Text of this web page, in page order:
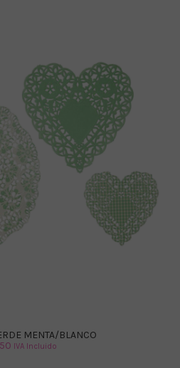
MENTA/BLANCO
IVA Incluido